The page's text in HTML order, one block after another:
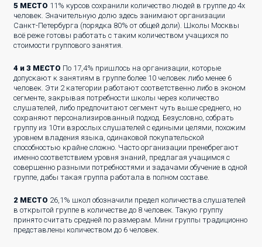
5 МЕСТО 11% курсов сохранили количество людей в группе до 4х
человек. Значительную долю здесь занимают организации
Санкт-Петербурга (порядка 80% от общей доли). Школы Москвы
всё реже готовы работать с таким количеством учащихся по
стоимости группового занятия.
4 и 3 МЕСТО По 17,4% пришлось на организации, которые
допускают к занятиям в группе более 10 человек либо менее 6
человек. Эти 2 категории работают соответственно либо в эконом
сегменте, закрывая потребности школы через количество
слушателей, либо предпочитают сегмент чуть выше среднего, но
сохраняют персонализированный подход. Безусловно, собрать
группу из 10ти взрослых слушателей с едиными целями, похожим
уровнем владения языка, одинаковой покупательской
способностью крайне сложно. Часто организации пренебрегают
именно соответствием уровня знаний, предлагая учащимся с
совершенно разными потребностями и задачами обучение в одной
группе, дабы такая группа работала в полном составе.
2 МЕСТО 26,1% школ обозначили предел количества слушателей
в открытой группе в количестве до 8 человек. Такую группу
принято считать средней по размерам. Мини группы традиционно
представлены количеством до 6 человек.